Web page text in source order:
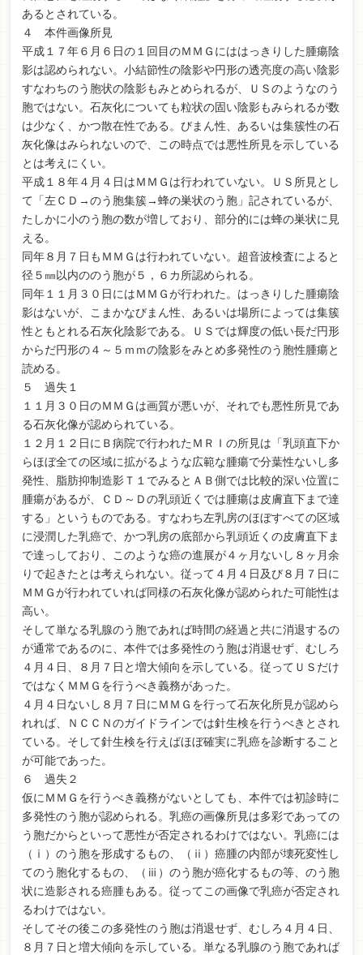
あるとされている。
４ 本件画像所見
平成１７年６月６日の１回目のＭＭＧにははっきりした腫瘍陰
影は認められない。小結節性の陰影や円形の透亮度の高い陰影
すなわちのう胞状の陰影もみとめられるが、ＵＳのようなのう
胞ではない。石灰化についても粒状の固い陰影もみられるが数
は少なく、かつ散在性である。びまん性、あるいは集簇性の石
灰化像はみられないので、この時点では悪性所見を示している
とは考えにくい。
平成１８年４月４日はＭＭＧは行われていない。ＵＳ所見とし
て「左ＣＤ→のう胞集簇→蜂の巣状のう胞」記されているが、
たしかに小のう胞の数が増しており、部分的には蜂の巣状に見
える。
同年８月７日もＭＭＧは行われていない。超音波検査によると
径５㎜以内ののう胞が５，６カ所認められる。
同年１１月３０日にはＭＭＧが行われた。はっきりした腫瘍陰
影はないが、こまかなびまん性、あるいは場所によっては集簇
性ともとれる石灰化陰影である。ＵＳでは輝度の低い長だ円形
からだ円形の４～５ｍｍの陰影をみとめ多発性のう胞性腫瘍と
読める。
５ 過失１
１１月３０日のＭＭＧは画質が悪いが、それでも悪性所見であ
る石灰化像が認められている。
１２月１２日にＢ病院で行われたＭＲＩの所見は「乳頭直下か
らほぼ全ての区域に拡がるような広範な腫瘍で分葉性ないし多
発性、脂肪抑制造影Ｔ１でみるとＡＢ側では比較的深い位置に
腫瘍があるが、ＣＤ～Ｄの乳頭近くでは腫瘍は皮膚直下まで達
する」というものである。すなわち左乳房のほぼすべての区域
に浸潤した乳癌で、かつ乳房の底部から乳頭近くの皮膚直下ま
で達っしており、このような癌の進展が４ヶ月ないし８ヶ月余
りで起きたとは考えられない。従って４月４日及び８月７日に
ＭＭＧが行われていれば同様の石灰化像が認められた可能性は
高い。
そして単なる乳腺のう胞であれば時間の経過と共に消退するの
が通常であるのに、本件では多発性のう胞は消退せず、むしろ
４月４日、８月７日と増大傾向を示している。従ってＵＳだけ
ではなくＭＭＧを行うべき義務があった。
４月４日ないし８月７日にＭＭＧを行って石灰化所見が認めら
れれば、ＮＣＣＮのガイドラインでは針生検を行うべきとされ
ている。そして針生検を行えばほぼ確実に乳癌を診断すること
が可能であった。
６ 過失２
仮にＭＭＧを行うべき義務がないとしても、本件では初診時に
多発性のう胞が認められる。乳癌の画像所見は多彩であっての
う胞だからといって悪性が否定されるわけではない。乳癌には
（ⅰ）のう胞を形成するもの、（ⅱ）癌腫の内部が壊死変性し
てのう胞化するもの、（ⅲ）のう胞が癌化するもの等、のう胞
状に造影される癌腫もある。従ってこの画像で乳癌が否定され
るわけではない。
そしてその後この多発性のう胞は消退せず、むしろ４月４日、
８月７日と増大傾向を示している。単なる乳腺のう胞であれば